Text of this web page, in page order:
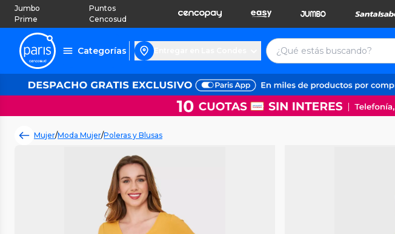
Jumbo
Prime
Puntos
Cencosud
Categorías
Mujer/Moda Mujer/Poleras y Blusas